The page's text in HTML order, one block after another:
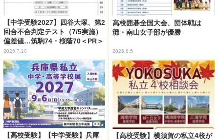
【中学受験2027】四谷大塚、第2
回合不合判定テスト（7/5実施）
偏差値…筑駒74・桜蔭70＜PR＞
2026.7.10
高校囲碁全国大会、団体戦は
灘・南山女子部が優勝
2026.8.5
【高校受験】【中学受験】兵庫
【高校受験】横須賀の私立4校が